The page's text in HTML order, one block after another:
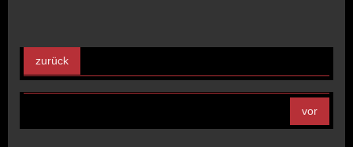
zurück
vor